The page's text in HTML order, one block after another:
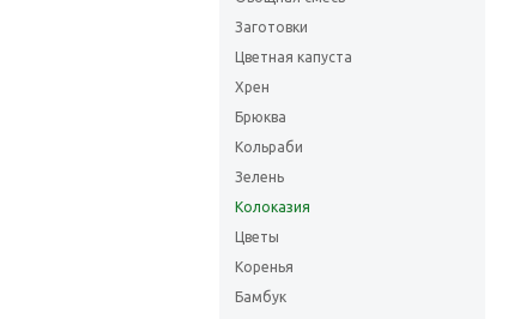
Заготовки
Цветная капуста
Хрен
Брюква
Кольраби
Зелень
Колоказия
Цветы
Коренья
Бамбук